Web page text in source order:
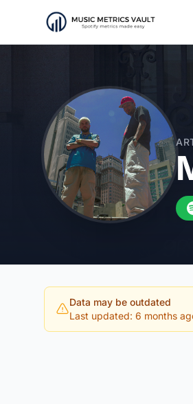
Data may be outdated
Last updated: 6 months